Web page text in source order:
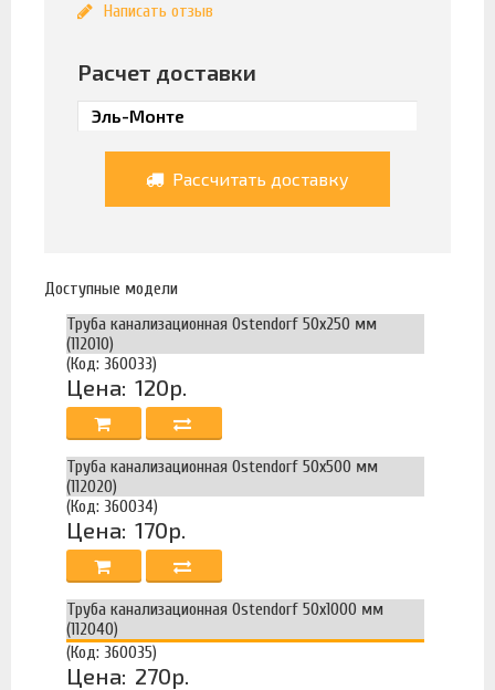
Написать отзыв
Расчет доставки
Рассчитать доставку
Доступные модели
Труба канализационная Ostendorf 50х250 мм
(112010)
(Код: 360033)
Цена: 120р.
Труба канализационная Ostendorf 50х500 мм
(112020)
(Код: 360034)
Цена: 170р.
Труба канализационная Ostendorf 50х1000 мм
(112040)
(Код: 360035)
Цена: 270р.